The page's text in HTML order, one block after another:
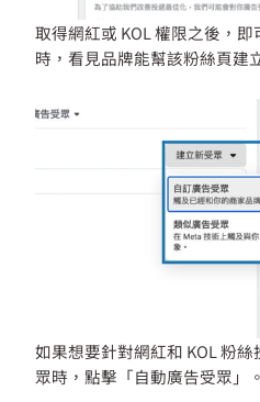
取得網紅或 KOL 權限之後，
時，看見品牌能幫該粉絲頁建
如果想要針對網紅和 KOL 粉
眾時，點擊「自動廣告受眾」。